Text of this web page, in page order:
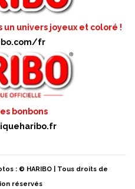
un univers joyeux et coloré !
fr
bonbons
: © HARIBO | Tous droits de
réservés